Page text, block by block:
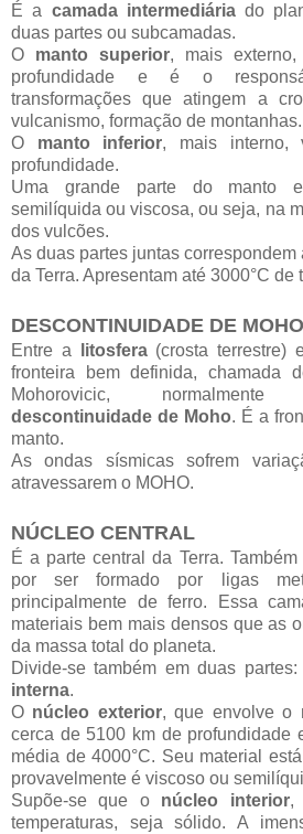
É a camada intermediáriado
duas partes ou subcamadas.
O manto superior, mais
profundidade e é o
transformações que atingem a
vulcanismo, formação de montanhas.
O manto inferior, mais interno,
profundidade.
Uma grande parte do manto
semilíquida ou viscosa, ou seja, na
dos vulcões.
As duas partes juntas correspondem
da Terra. Apresentam até 3000°C de
DESCONTINUIDADE DE MOHO
Entre a litosfera(crosta terrestre)
fronteira bem definida, chamada
Mohorovicic,
descontinuidade de Moho. É a
manto.
As ondas sísmicas sofrem
atravessarem o MOHO.
NÚCLEO CENTRAL
É a parte central da Terra.
por ser formado por ligas
principalmente de ferro. Essa
materiais bem mais densos que as
da massa total do planeta.
Divide-se também em duas partes:
interna.
O núcleo exterior, que envolve o
cerca de 5100 km de profundidade
média de 4000°C. Seu material
provavelmente é viscoso ou
Supõe-se que o núcleo interior,
temperaturas, seja sólido. A